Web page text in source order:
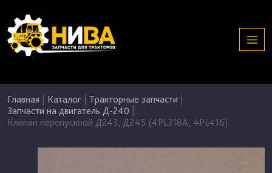
Главная Каталог Тракторные запчасти
Запчасти на двигатель Д-240
Клапан перепускной Д243, Д245 (4PL318А, 4PL416)